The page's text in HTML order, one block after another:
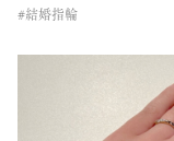
#結婚指輪